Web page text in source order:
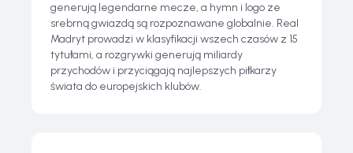
generują legendarne mecze, a hymn i logo ze
srebrną gwiazdą są rozpoznawane globalnie. Real
Madryt prowadzi w klasyfikacji wszech czasów z 15
tytułami, a rozgrywki generują miliardy
przychodów i przyciągają najlepszych piłkarzy
świata do europejskich klubów.